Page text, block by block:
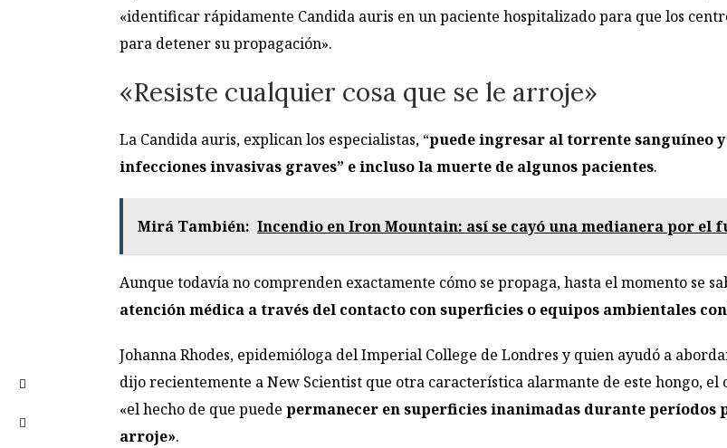
«identificar rápidamente Candida auris en un paciente hospitalizado para que los
para detener su propagación».
«Resiste cualquier cosa que se le arroje»
La Candida auris, explican los especialistas, “puede ingresar al torrente sanguíneo
infecciones invasivas graves” e incluso la muerte de algunos pacientes.
Mirá También: Incendio en Iron Mountain: así se cayó una medianera por el
Aunque todavía no comprenden exactamente cómo se propaga, hasta el momento se
atención médica a través del contacto con superficies o equipos ambientales
Johanna Rhodes, epidemióloga del Imperial College de Londres y quien ayudó a
dijo recientemente a New Scientist que otra característica alarmante de este hongo, el
«el hecho de que puede permanecer en superficies inanimadas durante períodos
arroje».